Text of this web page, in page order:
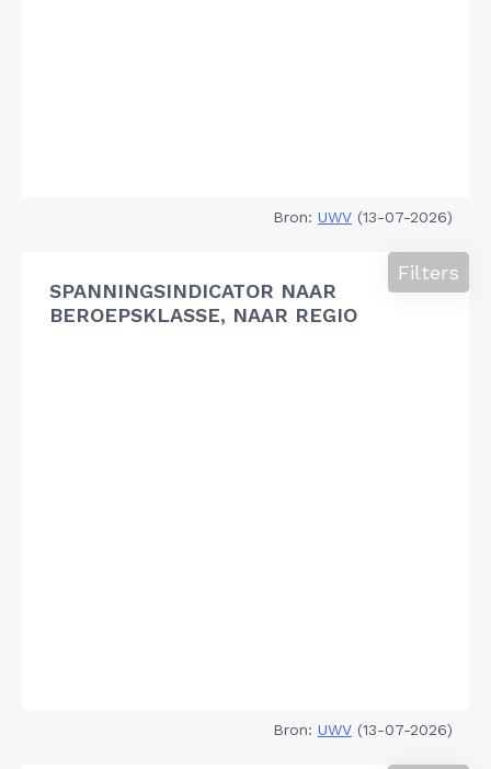
Bron: UWV (13-07-2026)
SPANNINGSINDICATOR NAAR
BEROEPSKLASSE, NAAR REGIO
Filters
Bron: UWV (13-07-2026)